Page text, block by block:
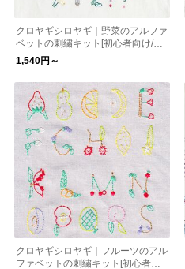
クロヤギシロヤギ｜野菜のアルファ
ベットの刺繍キット[初心者向け/図
案付/入園入学/通園］
1,540円～
クロヤギシロヤギ｜フルーツのアル
ファベットの刺繍キット[初心者で